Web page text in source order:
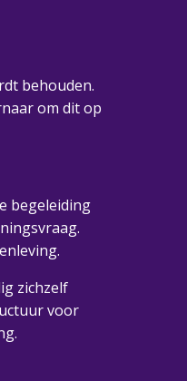
behouden.
om dit op
begeleiding
zichzelf
voor